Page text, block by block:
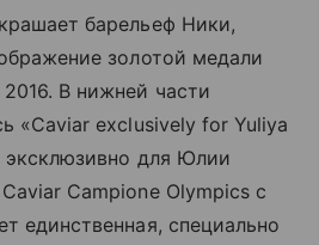
барельеф Ники,
золотой медали
В нижней части
«Caviar exclusively for Yuliya
для Юлии
Campione Olympics с
единственная, специально